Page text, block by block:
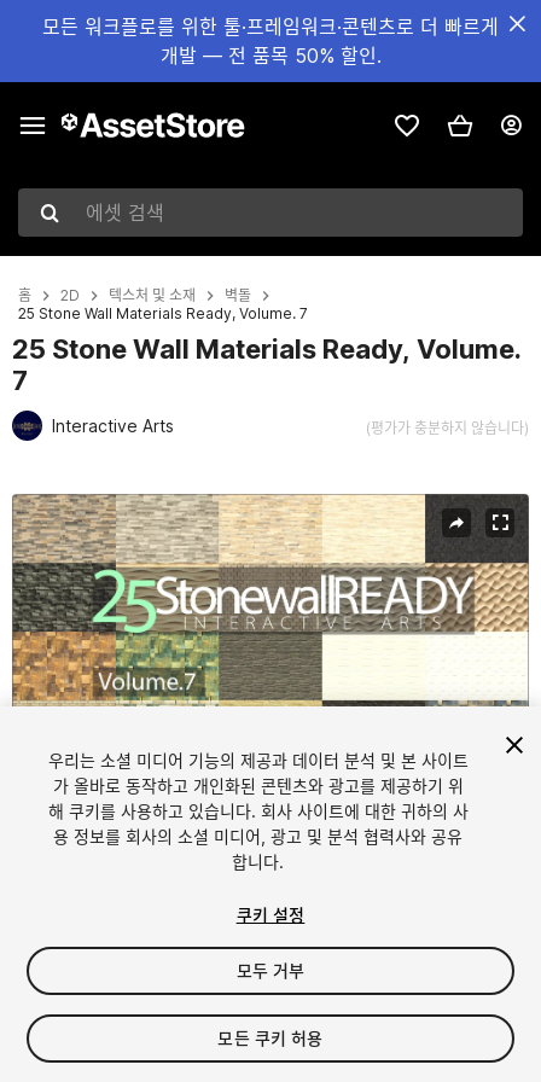
모든 워크플로를 위한 툴·프레임워크·콘텐츠로 더 빠르게
개발 — 전 품목 50% 할인.
에셋 검색
홈 2D 텍스처 및 소재
벽돌
25 Stone Wall Materials Ready, Volume. 7
25 Stone Wall Materials Ready, Volume.
7
Interactive Arts (평가가 충분하지 않습니다)
현재 슬라이드: 1 / 53
1/53
$4.99
세금/부가세는 결제 시 반영됩니다.
우리는 소셜 미디어 기능의 제공과 데이터 분석 및 본 사이트
가 올바로 동작하고 개인화된 콘텐츠와 광고를 제공하기 위
해 쿠키를 사용하고 있습니다. 회사 사이트에 대한 귀하의 사
용 정보를 회사의 소셜 미디어, 광고 및 분석 협력사와 공유
합니다.
쿠키 설정
모두 거부
모든 쿠키 허용